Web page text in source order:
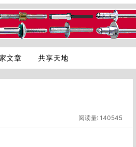
文章 共享天地
阅读量: 140545